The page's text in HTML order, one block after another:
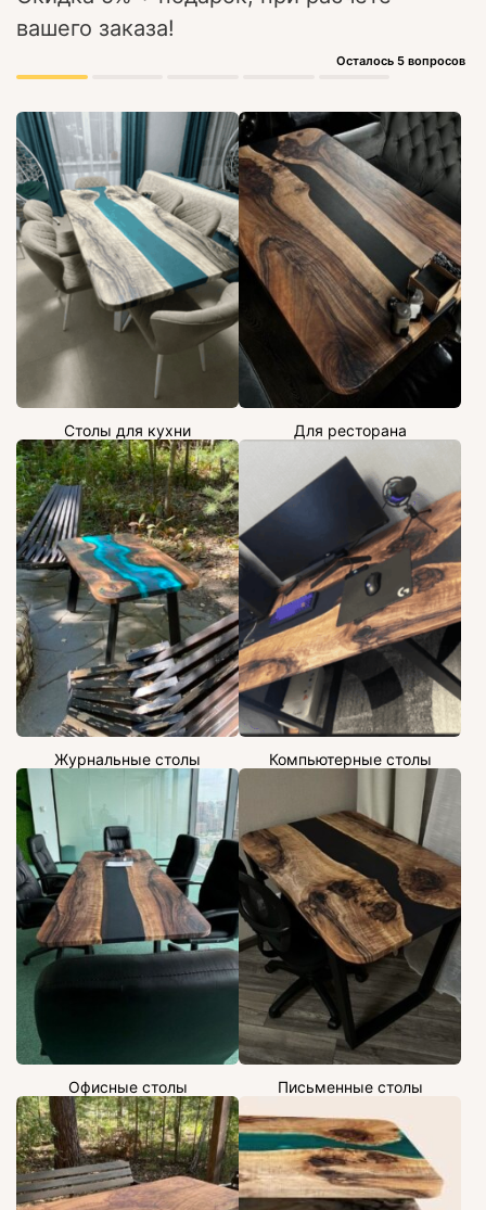
вашего заказа!
Осталось 5 вопросов
Столы для кухни Для ресторана
Журнальные столы Компьютерные столы
Офисные столы Письменные столы